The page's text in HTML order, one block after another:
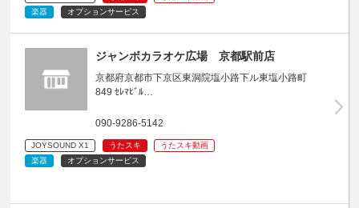
楽器
オプションサービス
ジャンボカラオケ広場 京都駅前店
京都府京都市下京区東洞院塩小路下ル東塩小路町
849 ｾﾚﾏﾋﾞﾙ…
090-9286-5142
JOYSOUND X1 うたスキ
うたスキ動画
楽器
オプションサービス